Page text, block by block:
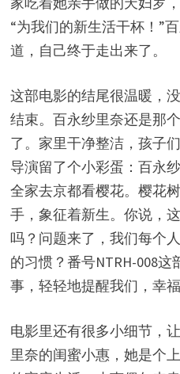
“为我们的新生活干杯！”
道，自己终于走出来了。
这部电影的结尾很温暖，
结束。百永纱里奈还是那
了。家里干净整洁，孩子
导演留了个小彩蛋：百永
全家去京都看樱花。樱花
手，象征着新生。你说，
吗？问题来了，我们每个
的习惯？番号NTRH-008
事，轻轻地提醒我们，幸
电影里还有很多小细节，
里奈的闺蜜小惠，她是个